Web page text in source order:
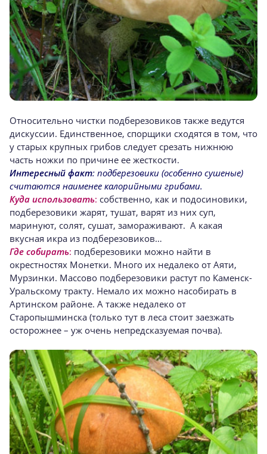
Относительно чистки подберезовиков также ведутся
дискуссии. Единственное, спорщики сходятся в том, что
у старых крупных грибов следует срезать нижнюю
часть ножки по причине ее жесткости.
Интересный факт: подберезовики (особенно сушеные)
считаются наименее калорийными грибами.
Куда использовать: собственно, как и подосиновики,
подберезовики жарят, тушат, варят из них суп,
маринуют, солят, сушат, замораживают. А какая
вкусная икра из подберезовиков…
Где собирать: подберезовики можно найти в
окрестностях Монетки. Много их недалеко от Аяти,
Мурзинки. Массово подберезовики растут по Каменск-
Уральскому тракту. Немало их можно насобирать в
Артинском районе. А также недалеко от
Старопышминска (только тут в леса стоит заезжать
осторожнее – уж очень непредсказуемая почва).